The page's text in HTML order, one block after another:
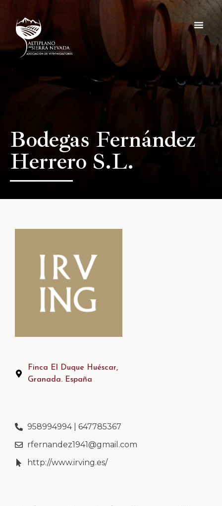
Bodegas Fernández
Herrero S.L.
Finca El Duque Huéscar,
Granada. España
958994994 | 647785367
rfernandez1941@gmail.com
http://www.irving.es/